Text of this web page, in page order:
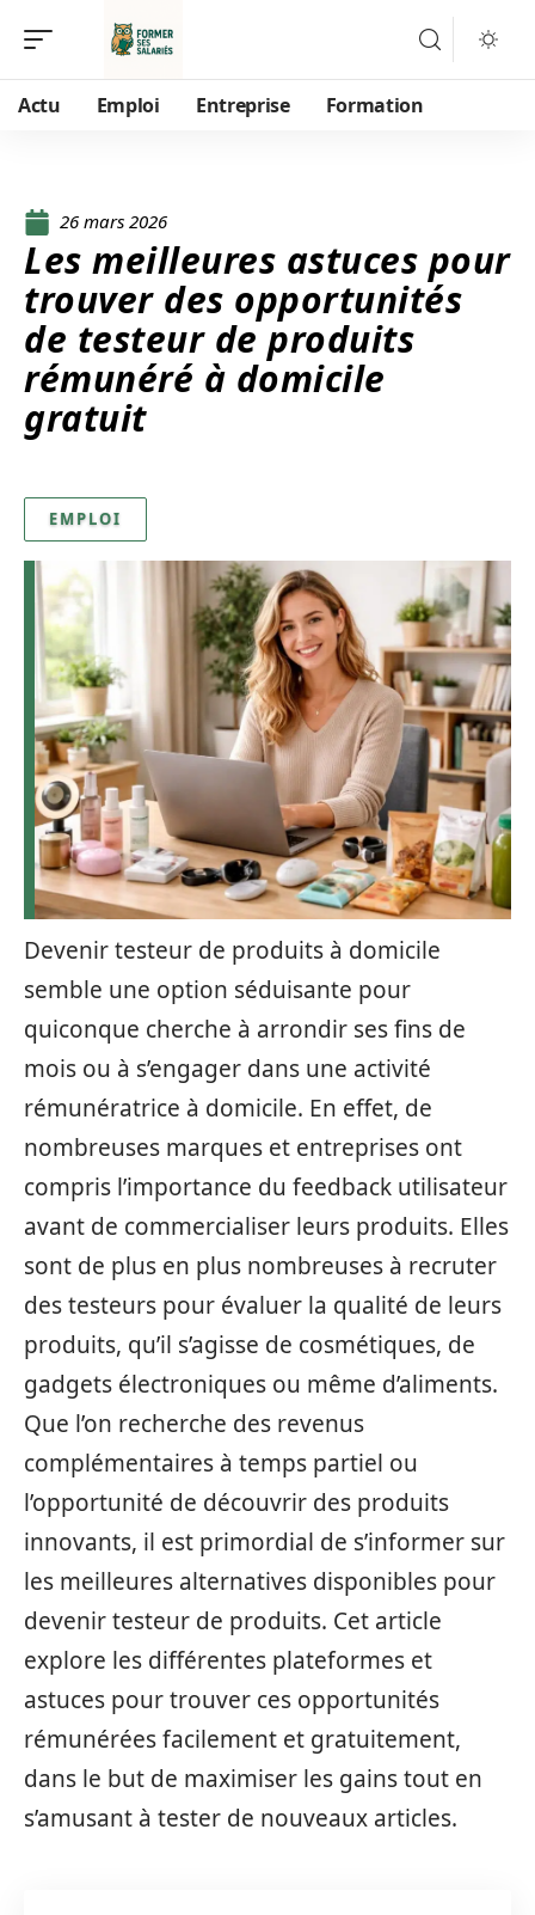
Actu Emploi Entreprise Formation
26 mars 2026
Les meilleures astuces pour
trouver des opportunités
de testeur de produits
rémunéré à domicile
gratuit
EMPLOI
Devenir testeur de produits à domicile
semble une option séduisante pour
quiconque cherche à arrondir ses fins de
mois ou à s’engager dans une activité
rémunératrice à domicile. En effet, de
nombreuses marques et entreprises ont
compris l’importance du feedback utilisateur
avant de commercialiser leurs produits. Elles
sont de plus en plus nombreuses à recruter
des testeurs pour évaluer la qualité de leurs
produits, qu’il s’agisse de cosmétiques, de
gadgets électroniques ou même d’aliments.
Que l’on recherche des revenus
complémentaires à temps partiel ou
l’opportunité de découvrir des produits
innovants, il est primordial de s’informer sur
les meilleures alternatives disponibles pour
devenir testeur de produits. Cet article
explore les différentes plateformes et
astuces pour trouver ces opportunités
rémunérées facilement et gratuitement,
dans le but de maximiser les gains tout en
s’amusant à tester de nouveaux articles.